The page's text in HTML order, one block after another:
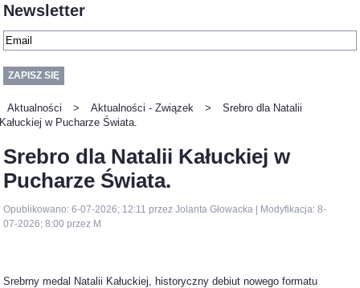
Newsletter
Aktualności > Aktualności - Związek >
Srebro dla Natalii
Kałuckiej w Pucharze Świata.
Srebro dla Natalii Kałuckiej w
Pucharze Świata.
Opublikowano: 6-07-2026; 12:11 przez Jolanta Głowacka | Modyfikacja: 8-
07-2026; 8:00 przez M
Srebrny medal Natalii Kałuckiej, historyczny debiut nowego formatu